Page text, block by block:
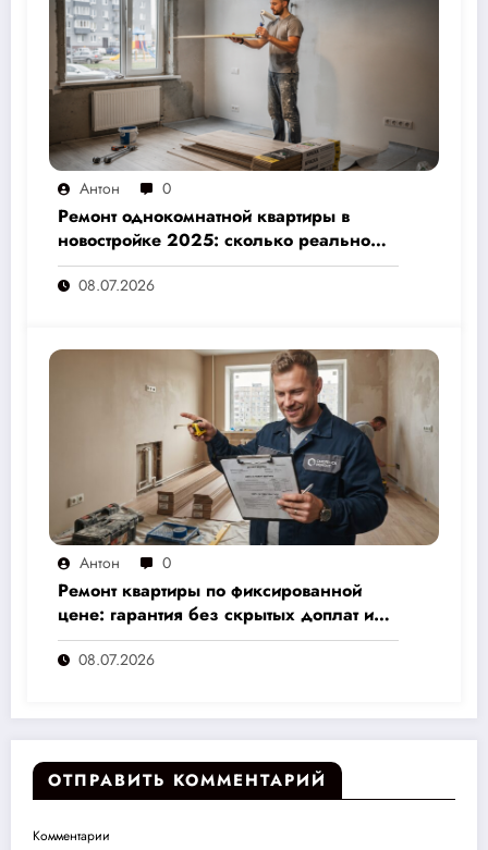
Антон 0
Ремонт однокомнатной квартиры в
новостройке 2025: сколько реально
стоит и как не переплатить — полный
расчёт от 500 000 рублей
08.07.2026
Антон 0
Ремонт квартиры по фиксированной
цене: гарантия без скрытых доплат и
переплат
08.07.2026
ОТПРАВИТЬ КОММЕНТАРИЙ
Комментарии